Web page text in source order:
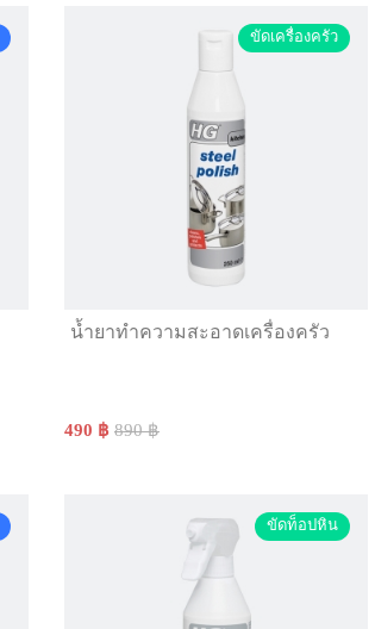
ขัดเครื่องครัว
น้ำยาทำความสะอาดเครื่องครัว
490 ฿ 890 ฿
ขัดท็อปหิน